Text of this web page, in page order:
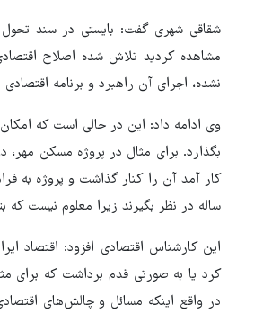
شقاقی شهری گفت: بایستی در سند تحول
مشاهده کردید تلاش شده اصلاح
نشده، اجرای آن راهبرد و برنامه
وی ادامه داد: این در حالی است که
بگذارد. برای مثال در پروژه مسکن
کار آمد آن را کنار گذاشت و پروژه به
ساله در نظر بگیرند زیرا معلوم نیست که
کرد یا به صورتی قدم برداشت که برای
در واقع اینکه مسائل و چالش‌های